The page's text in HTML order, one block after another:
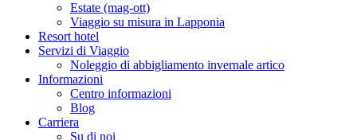
Estate (mag-ott)
Viaggio su misura in Lapponia
Resort hotel
Servizi di Viaggio
Noleggio di abbigliamento invernale artico
Informazioni
Centro informazioni
Blog
Carriera
Su di noi